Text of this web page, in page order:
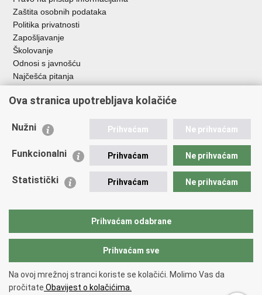
Zaštita osobnih podataka
Politika privatnosti
Zapošljavanje
Školovanje
Odnosi s javnošću
Najčešća pitanja
Važne poveznice
EMN Nacionalna kontaktna točka za Republiku Hrvatsku
Policijska akademija
Zaklada policijske solidarnosti
Sindikati
Copyright © 2026 Ravnateljstvo policije.
Ova stranica upotrebljava kolačiće
Nužni Prihvaćam Ne prihvaćam
Funkcionalni Prihvaćam Ne prihvaćam
Statistički Prihvaćam Ne prihvaćam
Prihvaćam odabrane
Prihvaćam sve
Na ovoj mrežnoj stranci koriste se kolačići. Molimo Vas da
pročitate Obavijest o kolačićima.